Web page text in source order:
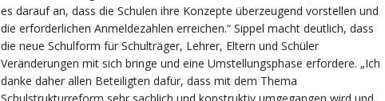
es darauf an, dass die Schulen ihre Konzepte überzeugend vorstellen und
die erforderlichen Anmeldezahlen erreichen.“ Sippel macht deutlich, dass
die neue Schulform für Schulträger, Lehrer, Eltern und Schüler
Veränderungen mit sich bringe und eine Umstellungsphase erfordere. „Ich
danke daher allen Beteiligten dafür, dass mit dem Thema